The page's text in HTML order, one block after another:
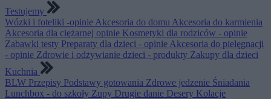
Testujemy
Wózki i foteliki -opinie Akcesoria do domu Akcesoria do karmienia
Akcesoria dla ciężarnej opinie Kosmetyki dla rodziców - opinie
Zabawki testy Preparaty dla dzieci - opinie Akcesoria do pielęgnacji
- opinie Zdrowie i odżywianie dzieci - produkty Zakupy dla dzieci
Kuchnia
BLW Przepisy Podstawy gotowania Zdrowe jedzenie Śniadania
Lunchbox - do szkoły Zupy Drugie danie Desery Kolacje